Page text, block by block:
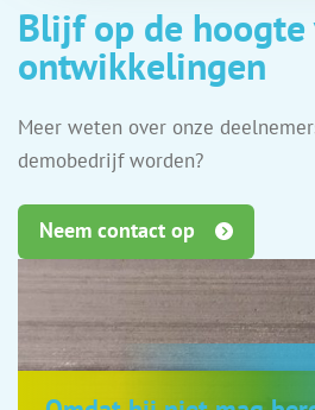
Blijf op de hoogte
ontwikkelingen
Meer weten over onze
demobedrijf worden?
Neem contact op